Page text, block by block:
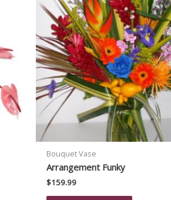
Bouquet Vase
Arrangement Funky
$159.99